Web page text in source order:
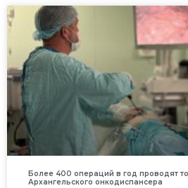
Более 400 операций в год проводят
Архангельского онкодиспансера